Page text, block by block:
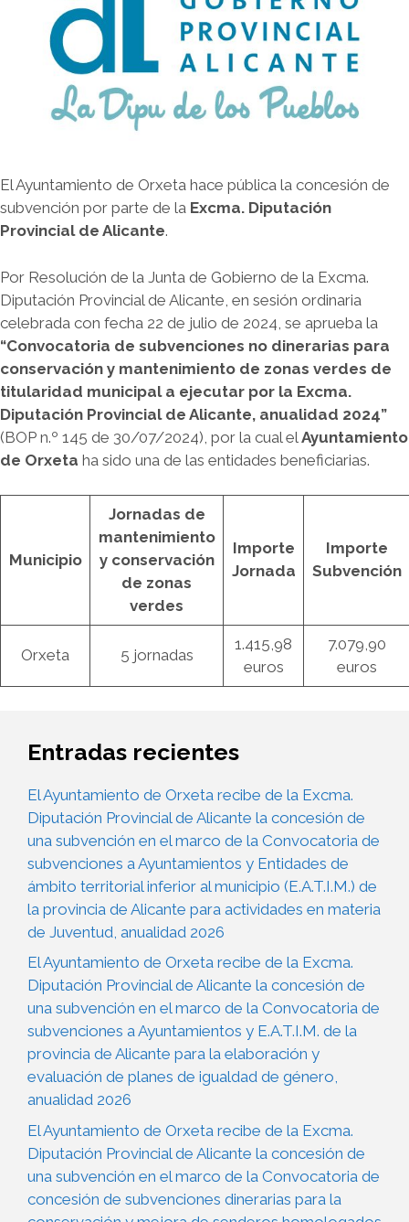
El Ayuntamiento de Orxeta hace pública la concesión de
subvención por parte de la Excma. Diputación
Provincial de Alicante.
Por Resolución de la Junta de Gobierno de la Excma.
Diputación Provincial de Alicante, en sesión ordinaria
celebrada con fecha 22 de julio de 2024, se aprueba la
“Convocatoria de subvenciones no dinerarias para
conservación y mantenimiento de zonas verdes de
titularidad municipal a ejecutar por la Excma.
Diputación Provincial de Alicante, anualidad 2024”
(BOP n.º 145 de 30/07/2024), por la cual el Ayuntamiento
de Orxeta ha sido una de las entidades beneficiarias.
Municipio
Jornadas de
mantenimiento
y conservación
de zonas
verdes
Importe
Jornada
Importe
Subvención
Orxeta 5 jornadas
1.415,98
euros
7.079,90
euros
Entradas recientes
El Ayuntamiento de Orxeta recibe de la Excma.
Diputación Provincial de Alicante la concesión de
una subvención en el marco de la Convocatoria de
subvenciones a Ayuntamientos y Entidades de
ámbito territorial inferior al municipio (E.A.T.I.M.) de
la provincia de Alicante para actividades en materia
de Juventud, anualidad 2026
El Ayuntamiento de Orxeta recibe de la Excma.
Diputación Provincial de Alicante la concesión de
una subvención en el marco de la Convocatoria de
subvenciones a Ayuntamientos y E.A.T.I.M. de la
provincia de Alicante para la elaboración y
evaluación de planes de igualdad de género,
anualidad 2026
El Ayuntamiento de Orxeta recibe de la Excma.
Diputación Provincial de Alicante la concesión de
una subvención en el marco de la Convocatoria de
concesión de subvenciones dinerarias para la